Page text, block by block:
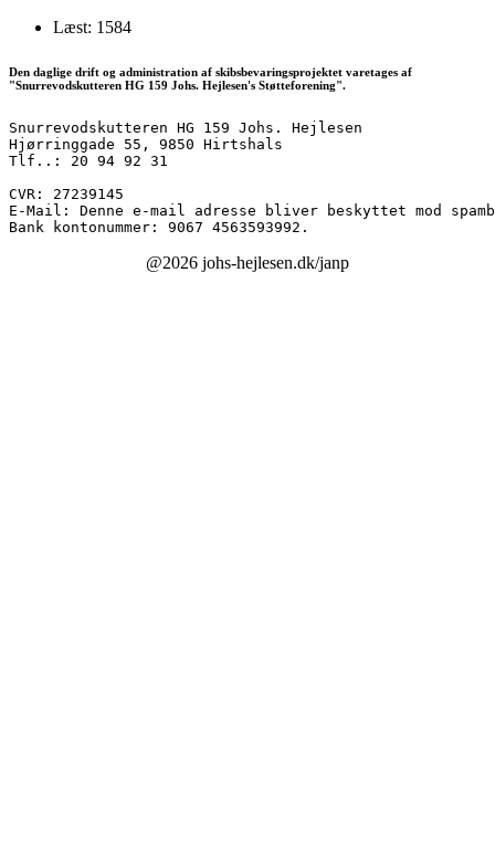
Læst: 1584
Den daglige drift og administration af skibsbevaringsprojektet varetages af
"Snurrevodskutteren HG 159 Johs. Hejlesen's Støtteforening".
Snurrevodskutteren HG 159 Johs. Hejlesen
Hjørringgade 55, 9850 Hirtshals
Tlf..: 20 94 92 31
CVR: 27239145
E-Mail: Denne e-mail adresse bliver beskyttet mod
Bank kontonummer: 9067 4563593992.
@2026 johs-hejlesen.dk/janp